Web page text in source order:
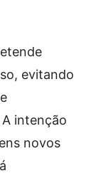
evitando
intenção
novos